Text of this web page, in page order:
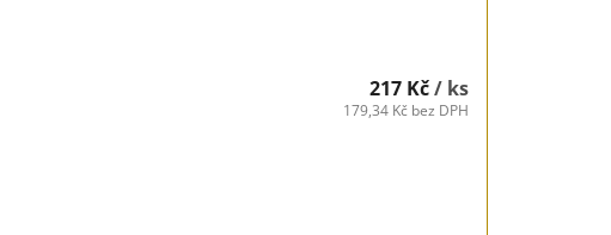
217 Kč/ ks
179,34 Kč bez DPH